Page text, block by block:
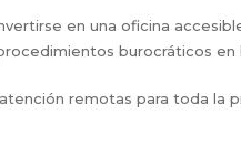
en una oficina
burocráticos
remotas para toda